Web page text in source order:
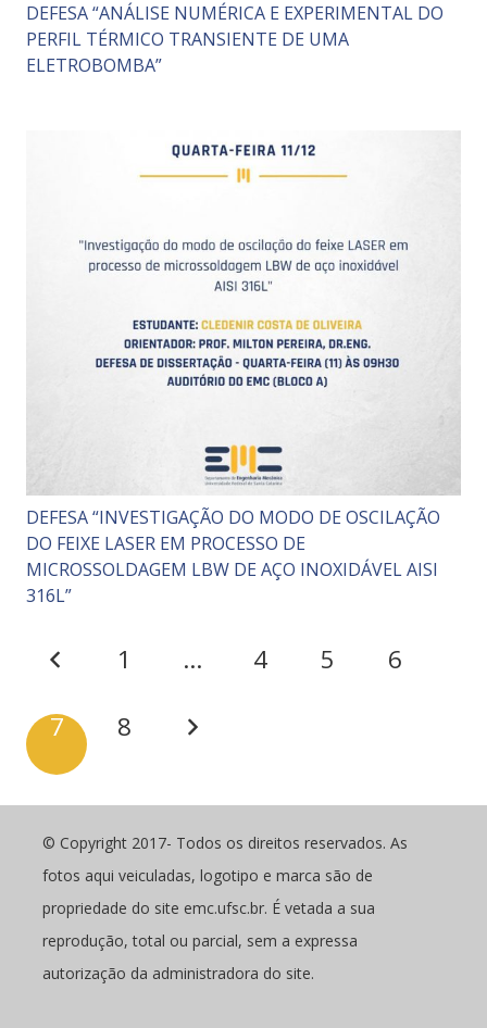
DEFESA “ANÁLISE NUMÉRICA E EXPERIMENTAL DO
PERFIL TÉRMICO TRANSIENTE DE UMA
ELETROBOMBA”
DEFESA “INVESTIGAÇÃO DO MODO DE OSCILAÇÃO
DO FEIXE LASER EM PROCESSO DE
MICROSSOLDAGEM LBW DE AÇO INOXIDÁVEL AISI
316L”
1 … 4 5 6
7 8
© Copyright 2017- Todos os direitos reservados. As
fotos aqui veiculadas, logotipo e marca são de
propriedade do site emc.ufsc.br. É vetada a sua
reprodução, total ou parcial, sem a expressa
autorização da administradora do site.